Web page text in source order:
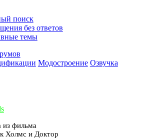
поиск
без ответов
темы
Модостроение Озвучка
из фильма
Холмс и Доктор